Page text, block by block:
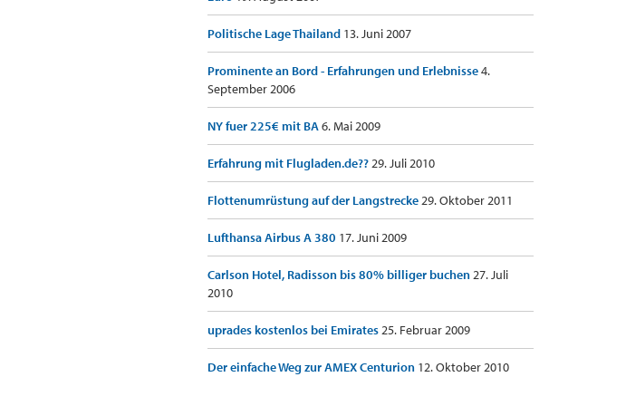
Politische Lage Thailand 13. Juni 2007
Prominente an Bord - Erfahrungen und Erlebnisse4.
September 2006
NY fuer 225€ mit BA6. Mai 2009
Erfahrung mit Flugladen.de??29. Juli 2010
Flottenumrüstung auf der Langstrecke29. Oktober 2011
Lufthansa Airbus A 380 17. Juni 2009
Carlson Hotel, Radisson bis 80% billiger buchen27. Juli
2010
uprades kostenlos bei Emirates25. Februar 2009
Der einfache Weg zur AMEX Centurion 12. Oktober 2010